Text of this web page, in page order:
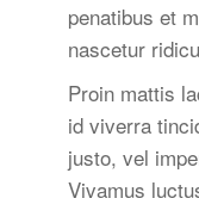
penatibus et
nascetur
Proin mattis
id viverra
justo, vel
Vivamus